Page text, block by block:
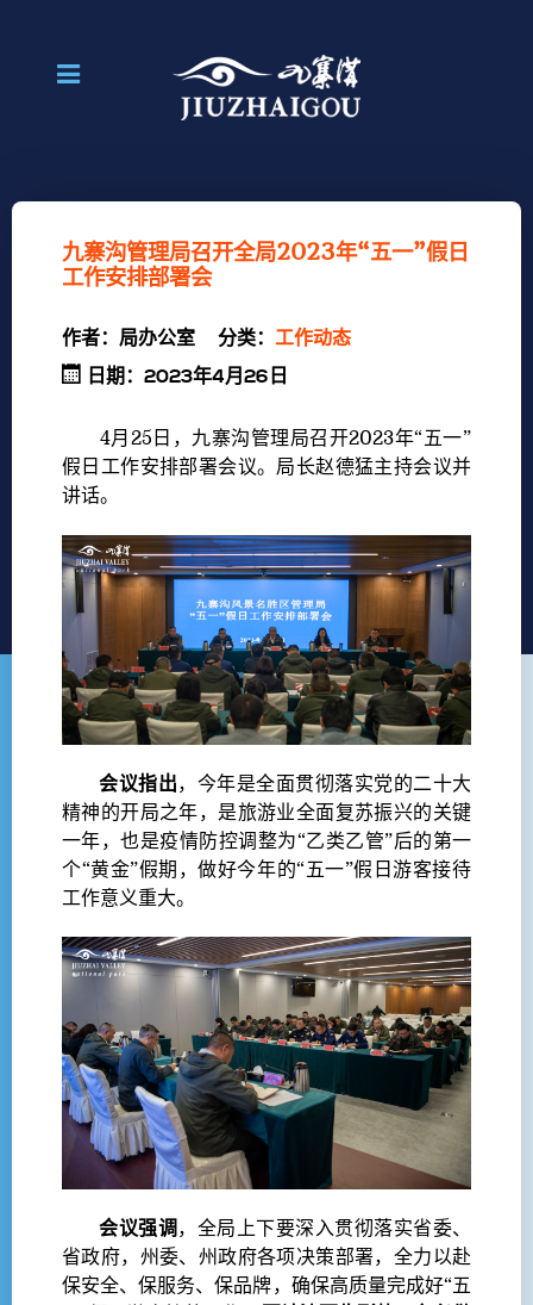
九寨沟管理局召开全局2023年“五一”假日
工作安排部署会
作者： 局办公室 分类： 工作动态
日期：2023年4月26日
4月25日，九寨沟管理局召开2023年“五一”
假日工作安排部署会议。局长赵德猛主持会议并
讲话。
会议指出，今年是全面贯彻落实党的二十大
精神的开局之年，是旅游业全面复苏振兴的关键
一年，也是疫情防控调整为“乙类乙管”后的第一
个“黄金”假期，做好今年的“五一”假日游客接待
工作意义重大。
会议强调 ，全局上下要深入贯彻落实省委、
省政府，州委、州政府各项决策部署，全力以赴
保安全、保服务、保品牌，确保高质量完成好“五